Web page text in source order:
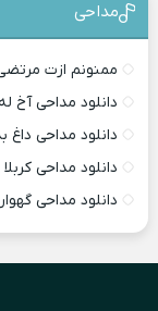
مداحی
ممنونم ازت
دانلود مداحی آخ
دانلود مداحی داغ
دانلود مداحی
دانلود مداحی